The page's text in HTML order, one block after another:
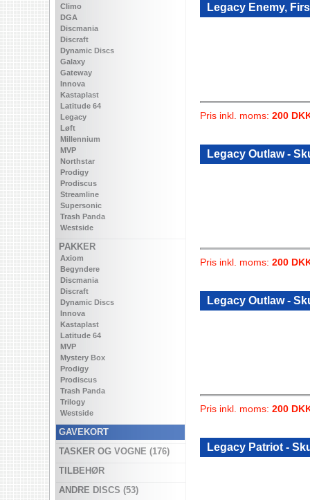
Climo
DGA
Discmania
Discraft
Dynamic Discs
Galaxy
Gateway
Innova
Kastaplast
Latitude 64
Legacy
Løft
Millennium
MVP
Northstar
Prodigy
Prodiscus
Streamline
Supersonic
Trash Panda
Westside
PAKKER
Axiom
Begyndere
Discmania
Discraft
Dynamic Discs
Innova
Kastaplast
Latitude 64
MVP
Mystery Box
Prodigy
Prodiscus
Trash Panda
Trilogy
Westside
GAVEKORT
TASKER OG VOGNE (176)
TILBEHØR
ANDRE DISCS (53)
Legacy Enemy,
Pris inkl. moms: 200
Legacy Outlaw -
Pris inkl. moms: 200
Legacy Outlaw -
Pris inkl. moms: 200
Legacy Patriot -